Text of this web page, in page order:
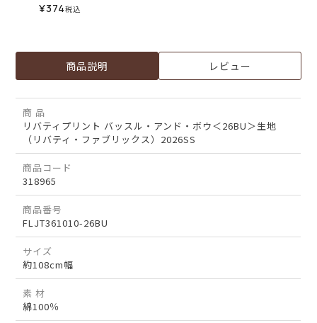
¥374税込
商品説明 レビュー
商 品
リバティプリント バッスル・アンド・ボウ＜26BU＞生地
（リバティ・ファブリックス）2026SS
商品コード
318965
商品番号
FLJT361010-26BU
サイズ
約108cm幅
素 材
綿100％